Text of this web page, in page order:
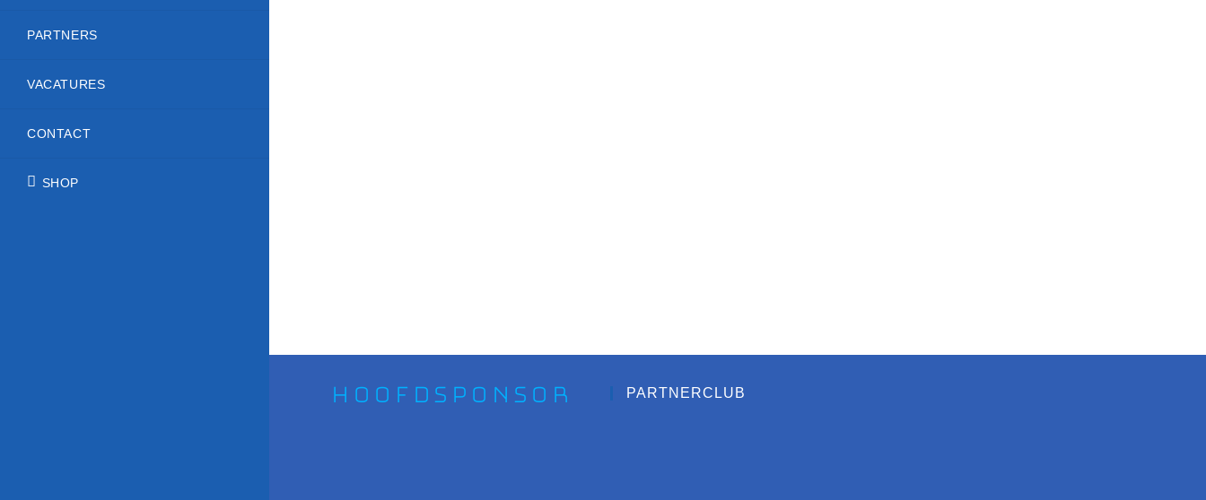
PARTNERS
VACATURES
CONTACT
SHOP
Hoofdsponsor PARTNERCLUB